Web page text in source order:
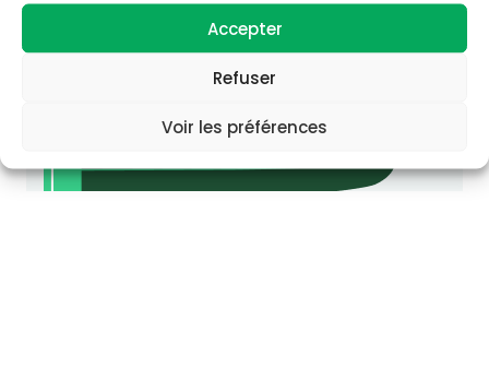
Accepter
Refuser
Voir les préférences